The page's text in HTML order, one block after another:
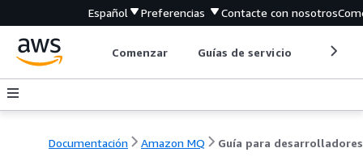
Español Preferencias Contacte con nosotros
Comenzar Guías de servicio
Documentación Amazon MQ Guía para desarrolladores